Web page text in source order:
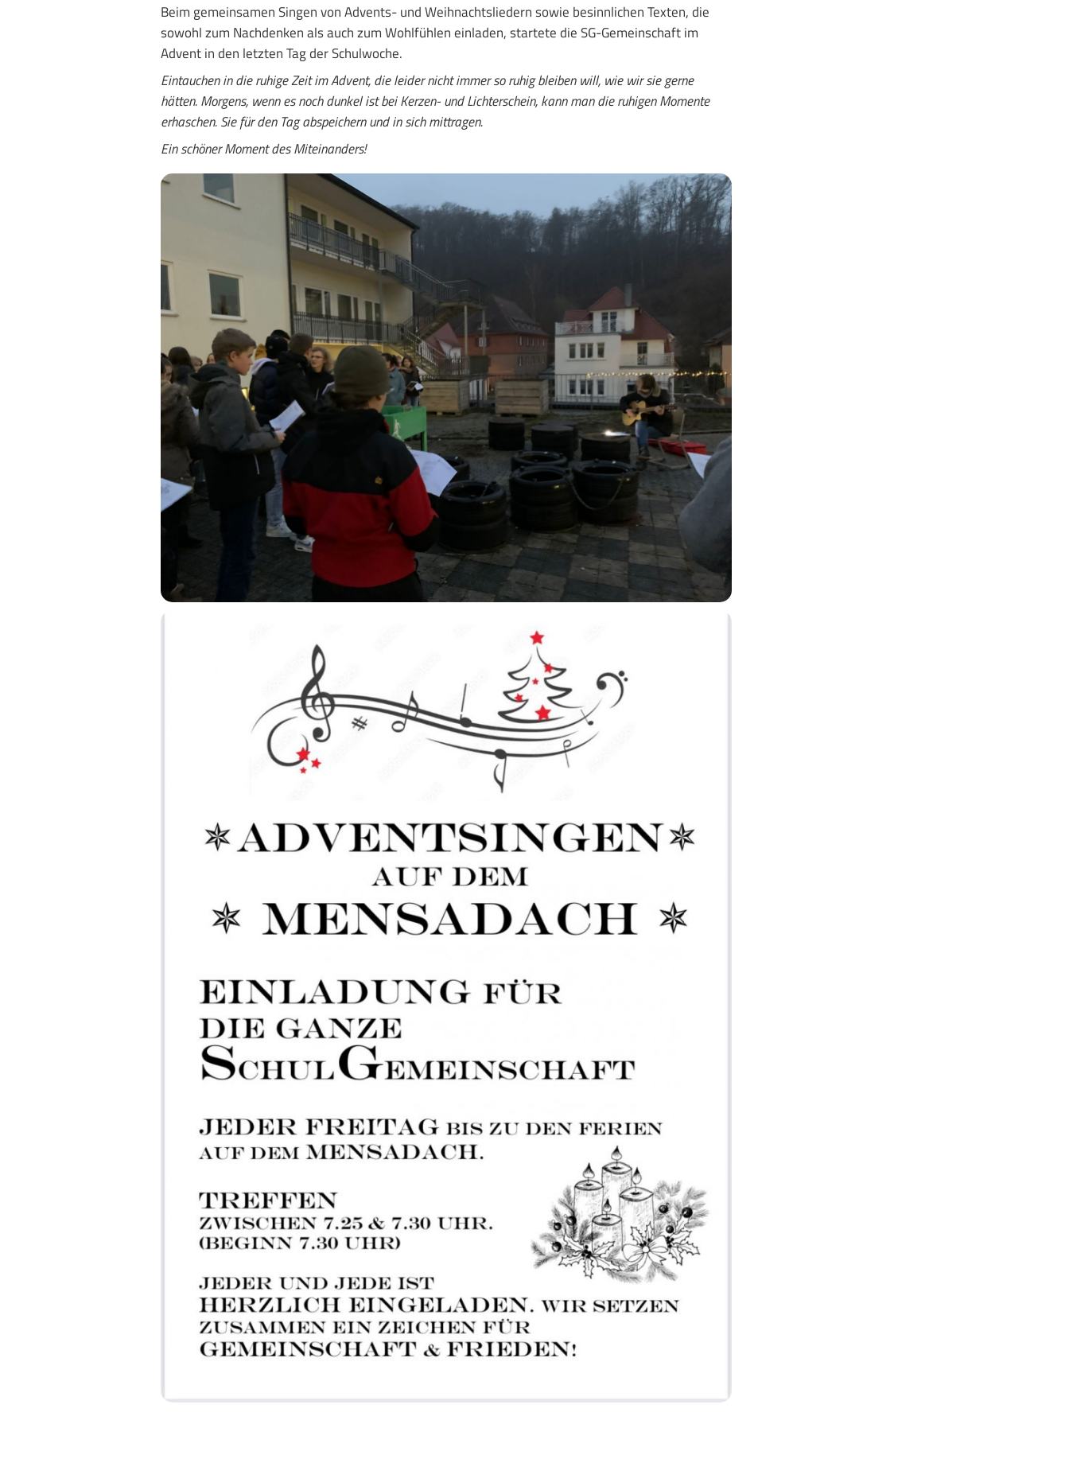
Beim gemeinsamen Singen von Advents- und Weihnachtsliedern sowie besinnlichen Texten, die
sowohl zum Nachdenken als auch zum Wohlfühlen einladen, startete die SG-Gemeinschaft im
Advent in den letzten Tag der Schulwoche.
Eintauchen in die ruhige Zeit im Advent, die leider nicht immer so ruhig bleiben will, wie wir sie gerne
hätten. Morgens, wenn es noch dunkel ist bei Kerzen- und Lichterschein, kann man die ruhigen Momente
erhaschen. Sie für den Tag abspeichern und in sich mittragen.
Ein schöner Moment des Miteinanders!